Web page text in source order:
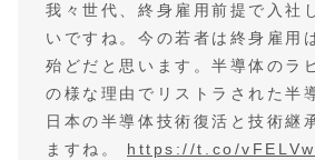
我々世代、終身雇用前提で入社
いですね。今の若者は終身雇用
殆どだと思います。半導体のラ
の様な理由でリストラされた半
日本の半導体技術復活と技術継
ますね。 https://t.co/